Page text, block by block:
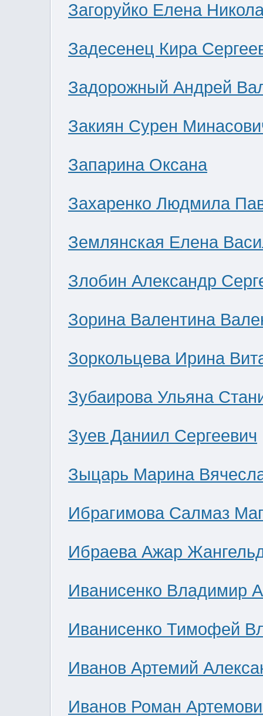
Загоруйко Елена
Задесенец Кира
Задорожный Андрей
Закиян Сурен
Запарина Оксана
Захаренко Людмила
Землянская Елена
Злобин Александр
Зорина Валентина
Зоркольцева Ирина
Зубаирова Ульяна
Зуев Даниил Сергеевич
Зыцарь Марина
Ибрагимова Салмаз
Ибраева Ажар
Иванисенко Владимир
Иванисенко Тимофей
Иванов Артемий
Иванов Роман